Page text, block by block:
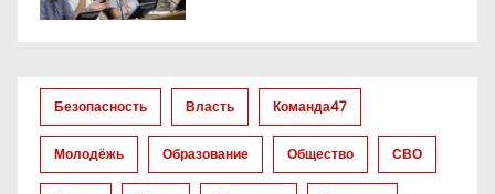
о
а
п
Безопасность Власть Команда47
Молодёжь Образование Общество СВО